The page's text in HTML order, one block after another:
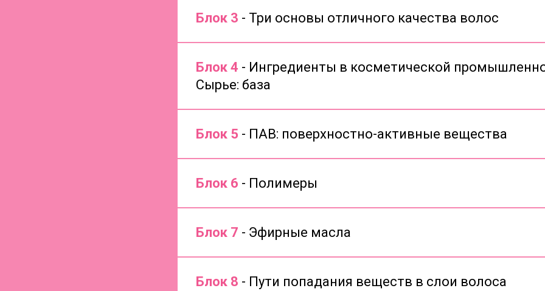
Блок 3 - Три основы отличного качества волос
Блок 4 - Ингредиенты в косметической
Сырье: база
Блок 5 - ПАВ: поверхностно-активные вещества
Блок 6 - Полимеры
Блок 7 - Эфирные масла
Блок 8 - Пути попадания веществ в слои волоса